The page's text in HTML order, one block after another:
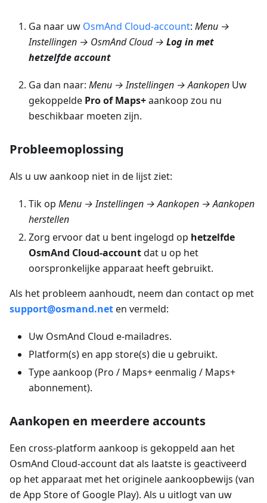
Ga naar uw OsmAnd Cloud-account: Menu →
Instellingen → OsmAnd Cloud → Log in met
hetzelfde account
Ga dan naar: Menu → Instellingen → Aankopen Uw
gekoppelde Pro of Maps+aankoop zou nu
beschikbaar moeten zijn.
Probleemoplossing
Als u uw aankoop niet in de lijst ziet:
Tik op Menu → Instellingen → Aankopen → Aankopen
herstellen
Zorg ervoor dat u bent ingelogd op hetzelfde
OsmAnd Cloud-accountdat u op het
oorspronkelijke apparaat heeft gebruikt.
Als het probleem aanhoudt, neem dan contact op met
support@osmand.neten vermeld:
Uw OsmAnd Cloud e-mailadres.
Platform(s) en app store(s) die u gebruikt.
Type aankoop (Pro / Maps+ eenmalig / Maps+
abonnement).
Aankopen en meerdere accounts
Een cross-platform aankoop is gekoppeld aan het
OsmAnd Cloud-account dat als laatste is geactiveerd
op het apparaat met het originele aankoopbewijs (van
de App Store of Google Play). Als u uitlogt van uw